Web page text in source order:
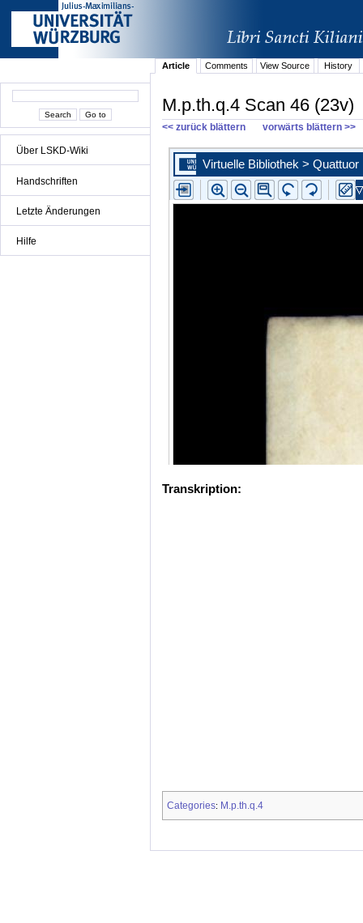
Über LSKD-Wiki
Handschriften
Letzte Änderungen
Hilfe
Article Comments View Source History
M.p.th.q.4 Scan 46 (23v)
<< zurück blättern vorwärts blättern >>
Transkription:
Categories: M.p.th.q.4